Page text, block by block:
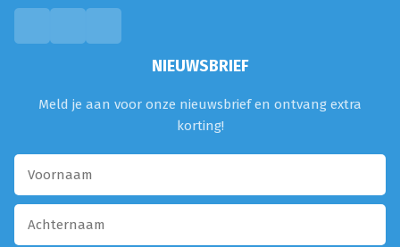
NIEUWSBRIEF
Meld je aan voor onze nieuwsbrief en ontvang extra
korting!